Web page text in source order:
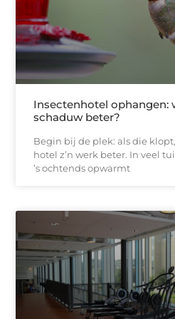
Insectenhotel ophangen:
schaduw beter?
Begin bij de plek: als die
hotel z’n werk beter. In veel
’s ochtends opwarmt